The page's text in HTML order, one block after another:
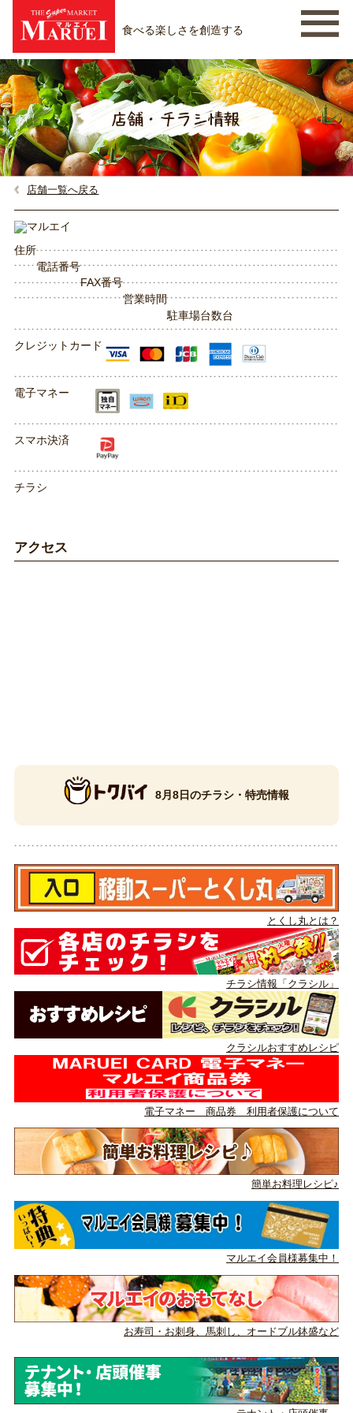
食べる楽しさを創造する
店舗一覧へ戻る
住所
電話番号
FAX番号
営業時間
駐車場台数台
クレジットカード
電子マネー
スマホ決済
チラシ
アクセス
8月8日のチラシ・特売情報
とくし丸とは？
チラシ情報「クラシル」
クラシルおすすめレシピ
電子マネー 商品券 利用者保護について
簡単お料理レシピ♪
マルエイ会員様募集中！
お寿司・お刺身、馬刺し、 オードブル鉢盛など